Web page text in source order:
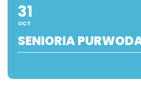
31
OCT
SENIORIA